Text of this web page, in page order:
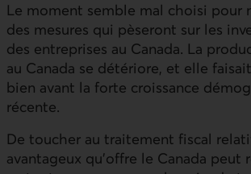
Le moment semble mal choisi pour
des mesures qui pèseront sur les
des entreprises au Canada. La
au Canada se détériore, et elle
bien avant la forte croissance
récente.
De toucher au traitement fiscal
avantageux qu’offre le Canada peut